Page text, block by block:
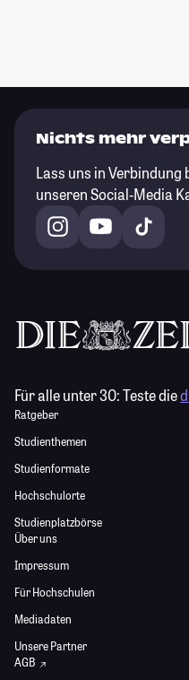
Nichts mehr
Lass uns in Verbindung
unseren Social-Media
Für alle unter 30:Teste die
Ratgeber
Studienthemen
Studienformate
Hochschulorte
Studienplatzbörse
Über uns
Impressum
Für Hochschulen
Mediadaten
Unsere Partner
AGB